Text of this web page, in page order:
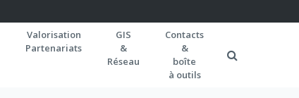
Valorisation
Partenariats
GIS
&
Réseau
Contacts
&
boîte
à outils